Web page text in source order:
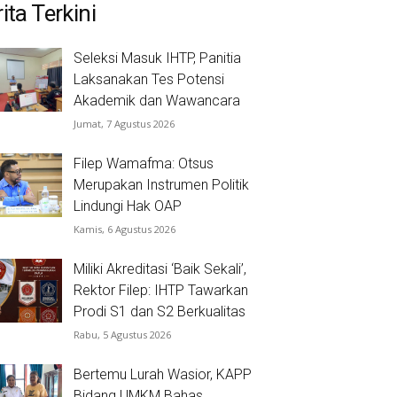
Terkini
Seleksi Masuk IHTP, Panitia
Laksanakan Tes Potensi
Akademik dan Wawancara
Jumat, 7 Agustus 2026
Filep Wamafma: Otsus
Merupakan Instrumen Politik
Lindungi Hak OAP
Kamis, 6 Agustus 2026
Miliki Akreditasi ‘Baik Sekali’,
Rektor Filep: IHTP Tawarkan
Prodi S1 dan S2 Berkualitas
Rabu, 5 Agustus 2026
Bertemu Lurah Wasior, KAPP